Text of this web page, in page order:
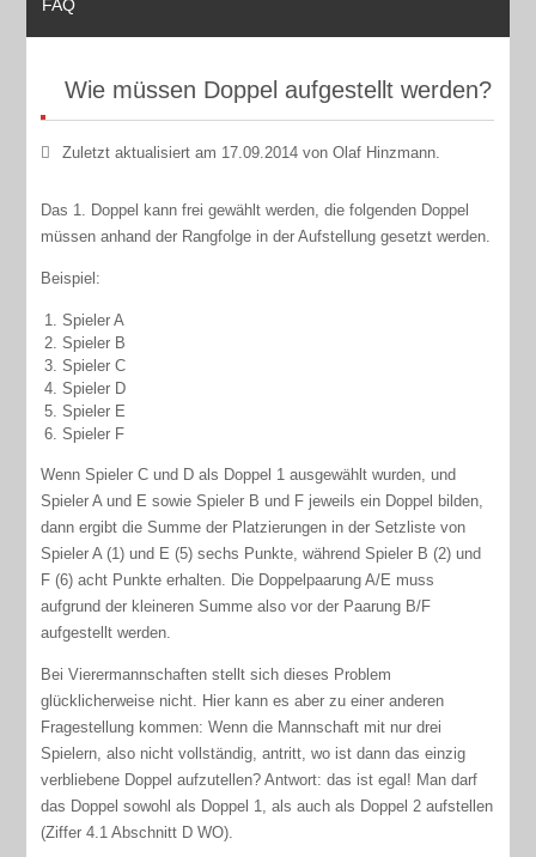
FAQ
Wie müssen Doppel aufgestellt werden?
Zuletzt aktualisiert am 17.09.2014 von Olaf Hinzmann.
Das 1. Doppel kann frei gewählt werden, die folgenden Doppel
müssen anhand der Rangfolge in der Aufstellung gesetzt werden.
Beispiel:
1. Spieler A
2. Spieler B
3. Spieler C
4. Spieler D
5. Spieler E
6. Spieler F
Wenn Spieler C und D als Doppel 1 ausgewählt wurden, und
Spieler A und E sowie Spieler B und F jeweils ein Doppel bilden,
dann ergibt die Summe der Platzierungen in der Setzliste von
Spieler A (1) und E (5) sechs Punkte, während Spieler B (2) und
F (6) acht Punkte erhalten. Die Doppelpaarung A/E muss
aufgrund der kleineren Summe also vor der Paarung B/F
aufgestellt werden.
Bei Vierermannschaften stellt sich dieses Problem
glücklicherweise nicht. Hier kann es aber zu einer anderen
Fragestellung kommen: Wenn die Mannschaft mit nur drei
Spielern, also nicht vollständig, antritt, wo ist dann das einzig
verbliebene Doppel aufzutellen? Antwort: das ist egal! Man darf
das Doppel sowohl als Doppel 1, als auch als Doppel 2 aufstellen
(Ziffer 4.1 Abschnitt D WO).